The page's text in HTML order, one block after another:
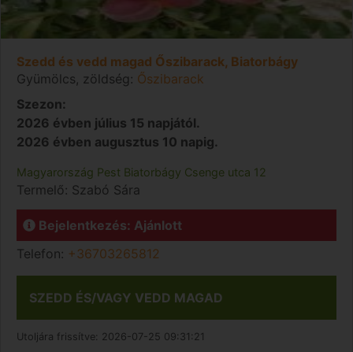
Szedd és vedd magad Őszibarack, Biatorbágy
Gyümölcs, zöldség: Őszibarack
Szezon:
2026 évben július 15 napjától.
2026 évben augusztus 10 napig.
Magyarország Pest Biatorbágy Csenge utca 12
Termelő: Szabó Sára
Bejelentkezés: Ajánlott
Telefon: +36703265812
SZEDD ÉS/VAGY VEDD MAGAD
Utoljára frissítve: 2026-07-25 09:31:21